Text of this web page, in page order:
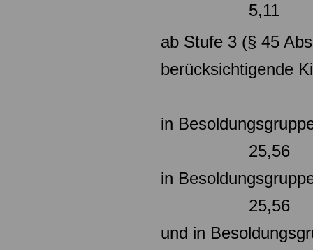
5,11
ab Stufe 3 (§ 45
in
25,56
in
25,56
und in